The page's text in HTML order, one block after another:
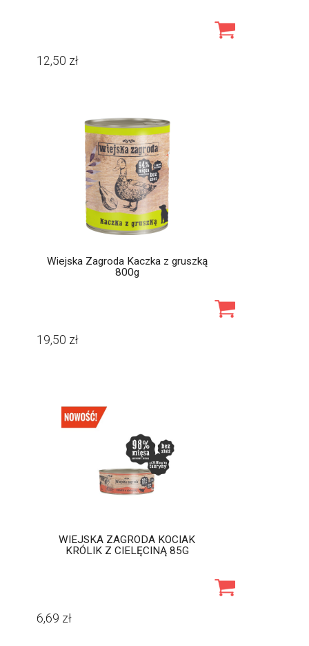
12,50 zł
Wiejska Zagroda Kaczka z gruszką
800g
19,50 zł
WIEJSKA ZAGRODA KOCIAK
KRÓLIK Z CIELĘCINĄ 85G
6,69 zł